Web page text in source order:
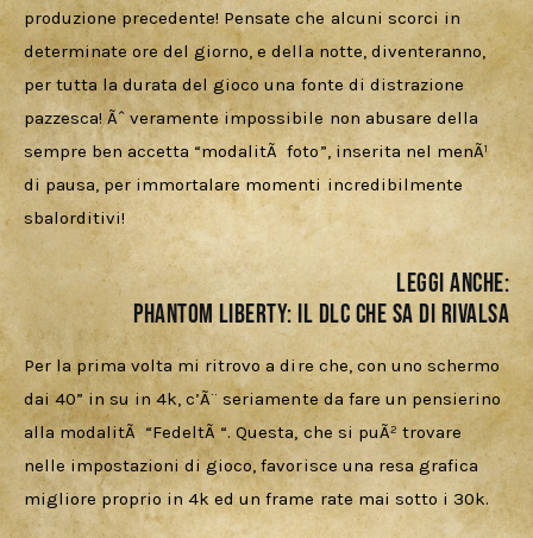
produzione precedente! Pensate che alcuni scorci in
determinate ore del giorno, e della notte, diventeranno,
per tutta la durata del gioco una fonte di distrazione
pazzesca! Ãˆ veramente impossibile non abusare della
sempre ben accetta “modalitÃ  foto”, inserita nel menÃ¹
di pausa, per immortalare momenti incredibilmente
sbalorditivi!
LEGGI ANCHE:
PHANTOM LIBERTY: IL DLC CHE SA DI RIVALSA
Per la prima volta mi ritrovo a dire che, con uno schermo
dai 40” in su in 4k, c’Ã¨ seriamente da fare un pensierino
alla modalitÃ  “FedeltÃ “. Questa, che si puÃ² trovare
nelle impostazioni di gioco, favorisce una resa grafica
migliore proprio in 4k ed un frame rate mai sotto i 30k.